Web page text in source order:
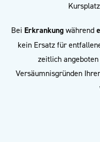
Bei Erkrankung während
kein Ersatz für
zeitlich
Versäumnisgründen